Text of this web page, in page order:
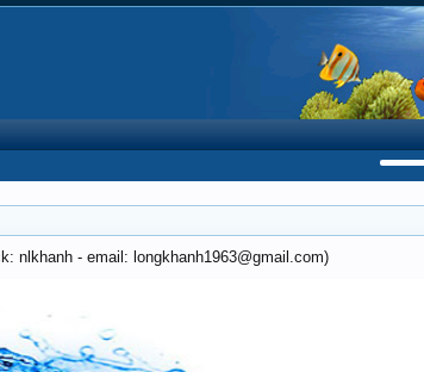
nlkhanh - email: longkhanh1963@gmail.com)